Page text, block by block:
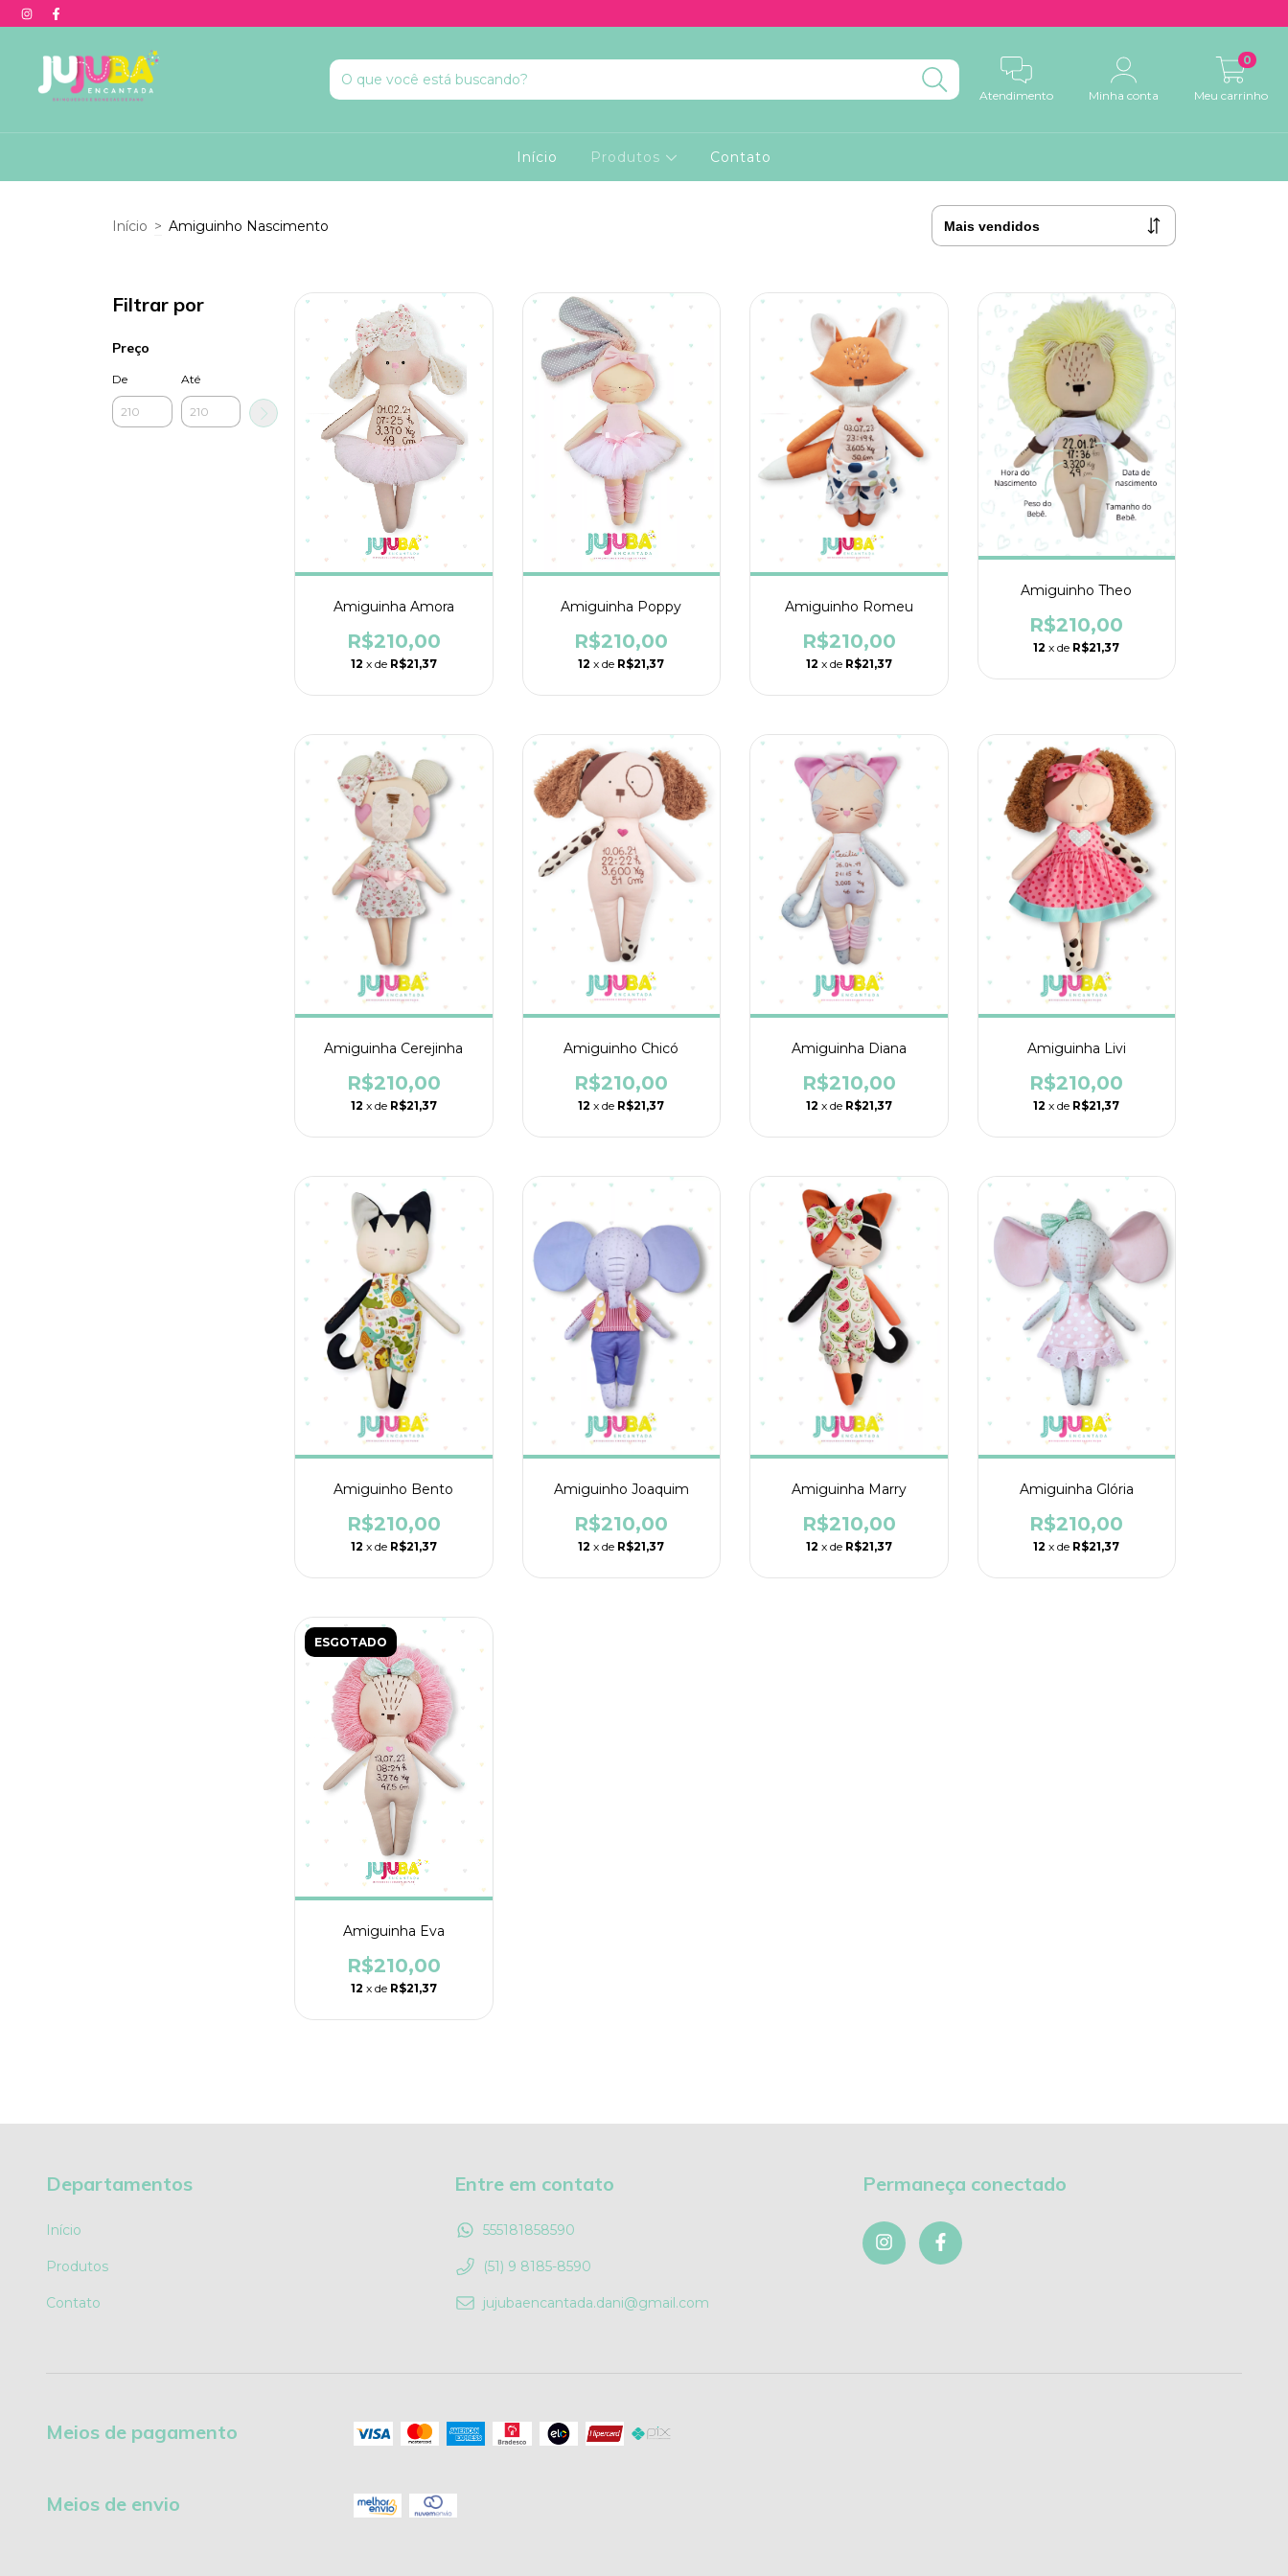
Atendimento Minha conta Meu carrinho
0
Início Produtos Contato
Início > Amiguinho Nascimento
Filtrar por
Preço
De Até
Amiguinha Amora
R$210,00
12 x de R$21,37
Amiguinha Poppy
R$210,00
12 x de R$21,37
Amiguinho Romeu
R$210,00
12 x de R$21,37
Amiguinho Theo
R$210,00
12 x de R$21,37
Amiguinha Cerejinha
R$210,00
12 x de R$21,37
Amiguinho Chicó
R$210,00
12 x de R$21,37
Amiguinha Diana
R$210,00
12 x de R$21,37
Amiguinha Livi
R$210,00
12 x de R$21,37
Amiguinho Bento
R$210,00
12 x de R$21,37
Amiguinho Joaquim
R$210,00
12 x de R$21,37
Amiguinha Marry
R$210,00
12 x de R$21,37
Amiguinha Glória
R$210,00
12 x de R$21,37
ESGOTADO
Amiguinha Eva
R$210,00
12 x de R$21,37
Departamentos
Início
Produtos
Contato
Entre em contato
555181858590
(51) 9 8185-8590
jujubaencantada.dani@gmail.com
Permaneça conectado
Meios de pagamento
Meios de envio